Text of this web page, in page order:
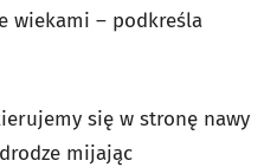
wiekami – podkreśla
się w stronę nawy
mijając